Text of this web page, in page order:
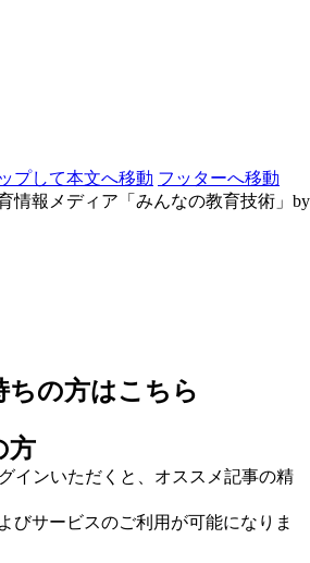
プして本文へ移動 フッターへ移動
情報メディア「みんなの教育技術」by
ちの方はこちら
方
インいただくと、オススメ記事の精
びサービスのご利用が可能になりま